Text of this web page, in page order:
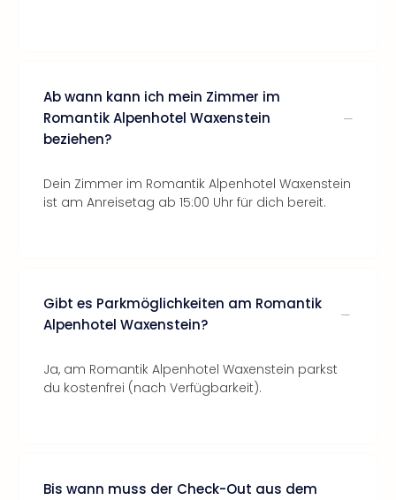
Ab wann kann ich mein Zimmer im
Romantik Alpenhotel Waxenstein
beziehen?
Dein Zimmer im Romantik Alpenhotel Waxenstein
ist am Anreisetag ab 15:00 Uhr für dich bereit.
Gibt es Parkmöglichkeiten am Romantik
Alpenhotel Waxenstein?
Ja, am Romantik Alpenhotel Waxenstein parkst
du kostenfrei (nach Verfügbarkeit).
Bis wann muss der Check-Out aus dem